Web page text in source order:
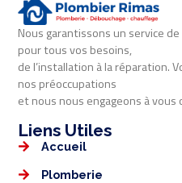
Nous garantissons un service
pour tous vos besoins,
de l’installation à la réparation.
nos préoccupations
et nous nous engageons à
Liens Utiles​​
Accueil
Plomberie